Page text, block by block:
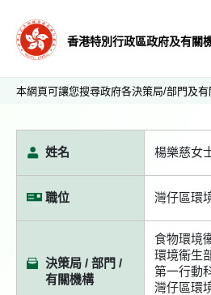
香港特別行政區政府及有關
本網頁可讓您搜尋政府各決策局/部門及
姓名 楊樂慈女
職位 灣仔區環
決策局 / 部門 /
有關機構
食物環境
環境衞生
第一行動
灣仔區環